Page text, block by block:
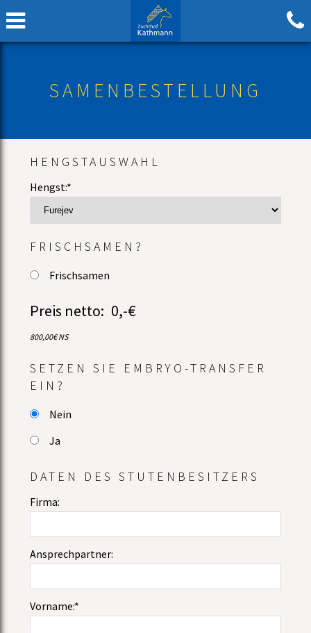
SAMENBESTELLUNG
HENGSTAUSWAHL
Hengst:*
FRISCHSAMEN?
Frischsamen
Preis netto: 0,-€
800,00€ NS
SETZEN SIE EMBRYO-TRANSFER
EIN?
Nein
Ja
DATEN DES STUTENBESITZERS
Firma:
Ansprechpartner:
Vorname:*